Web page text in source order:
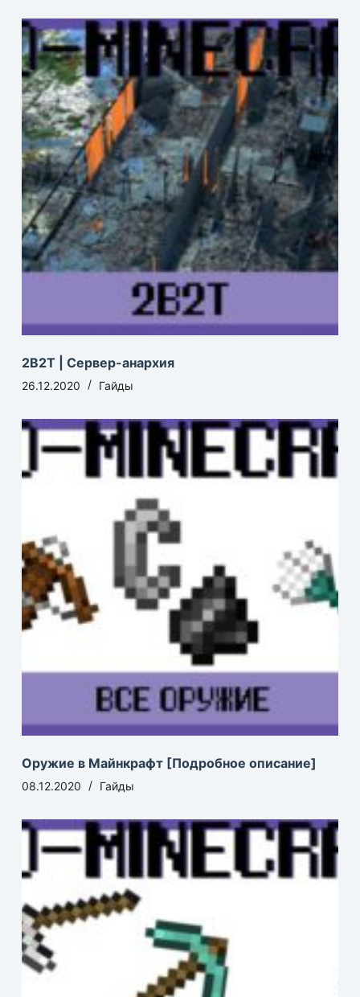
2B2T | Сервер-анархия
26.12.2020 Гайды
Оружие в Майнкрафт [Подробное описание]
08.12.2020 Гайды